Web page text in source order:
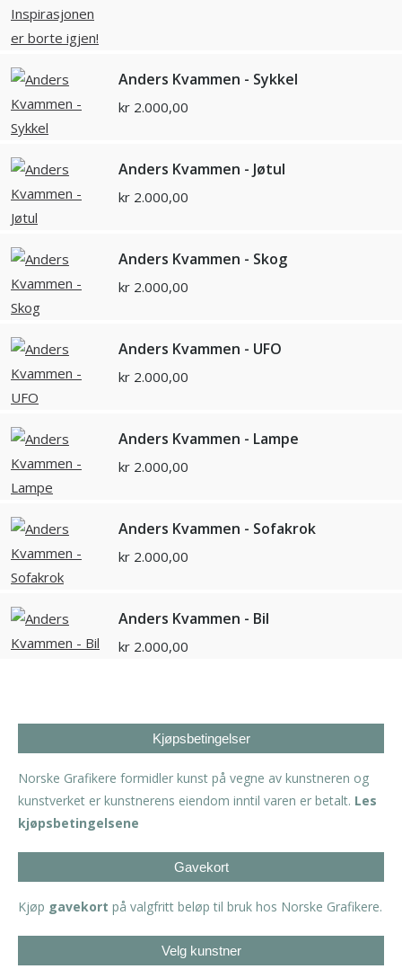
Anders Kvammen - Sykkel
kr 2.000,00
Anders Kvammen - Jøtul
kr 2.000,00
Anders Kvammen - Skog
kr 2.000,00
Anders Kvammen - UFO
kr 2.000,00
Anders Kvammen - Lampe
kr 2.000,00
Anders Kvammen - Sofakrok
kr 2.000,00
Anders Kvammen - Bil
kr 2.000,00
Kjøpsbetingelser
Norske Grafikere formidler kunst på vegne av kunstneren og
kunstverket er kunstnerens eiendom inntil varen er betalt. Les
kjøpsbetingelsene
Gavekort
Kjøp gavekort på valgfritt beløp til bruk hos Norske Grafikere.
Velg kunstner